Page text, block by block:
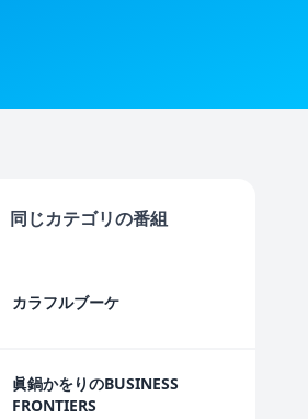
同じカテゴリの番組
カラフルブーケ
眞鍋かをりのBUSINESS
FRONTIERS